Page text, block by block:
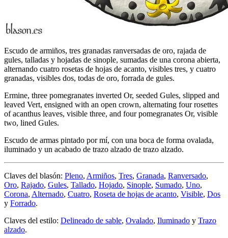
Escudo de armiños, tres granadas ranversadas de oro, rajada de
gules, talladas y hojadas de sinople, sumadas de una corona abierta,
alternando cuatro rosetas de hojas de acanto, visibles tres, y cuatro
granadas, visibles dos, todas de oro, forrada de gules.
Ermine, three pomegranates inverted Or, seeded Gules, slipped and
leaved Vert, ensigned with an open crown, alternating four rosettes
of acanthus leaves, visible three, and four pomegranates Or, visible
two, lined Gules.
Escudo de armas pintado por mí, con una boca de forma ovalada,
iluminado y un acabado de trazo alzado de trazo alzado.
Claves del blasón: Pleno, Armiños, Tres, Granada, Ranversado,
Oro, Rajado, Gules, Tallado, Hojado, Sinople, Sumado, Uno,
Corona, Alternado, Cuatro, Roseta de hojas de acanto, Visible, Dos
y Forrado.
Claves del estilo: Delineado de sable, Ovalado, Iluminado y Trazo
alzado.